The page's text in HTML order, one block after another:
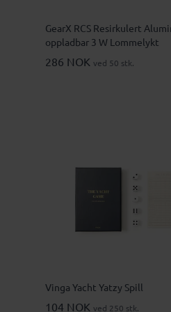
GearX RCS Resirkulert
oppladbar 3 W Lommelykt
286 NOK ved 50 stk.
Vinga Yacht Yatzy Spill
104 NOK ved 250 stk.